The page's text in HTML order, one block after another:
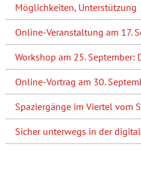
Möglichkeiten, Unterstützung
Online-Veranstaltung am 17.
Workshop am 25. September:
Online-Vortrag am 30.
Spaziergänge im Viertel vom
Sicher unterwegs in der